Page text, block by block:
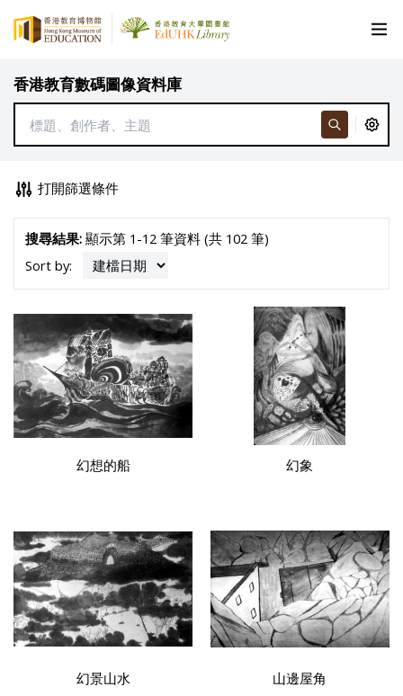
香港教育數碼圖像資料庫
打開篩選條件
搜尋結果:顯示第 1-12 筆資料 (共 102 筆)
Sort by:
幻想的船 幻象
幻景山水 山邊屋角